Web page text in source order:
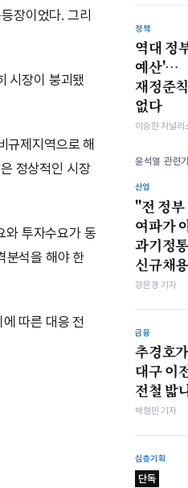
장이었다. 그리
시장이 붕괴됐
규제지역으로 해
정상적인 시장
와 투자수요가 동
분석을 해야 한
따른 대응 전
정책
역대 정
예산'…
재정준
없다
이승현 저널리
윤석열 관련
산업
"전 정
여파가
과기정
신규채
강은경 기자
금융
추경호
대구 이
전철 밟
박형민 기자
심층기획
단독